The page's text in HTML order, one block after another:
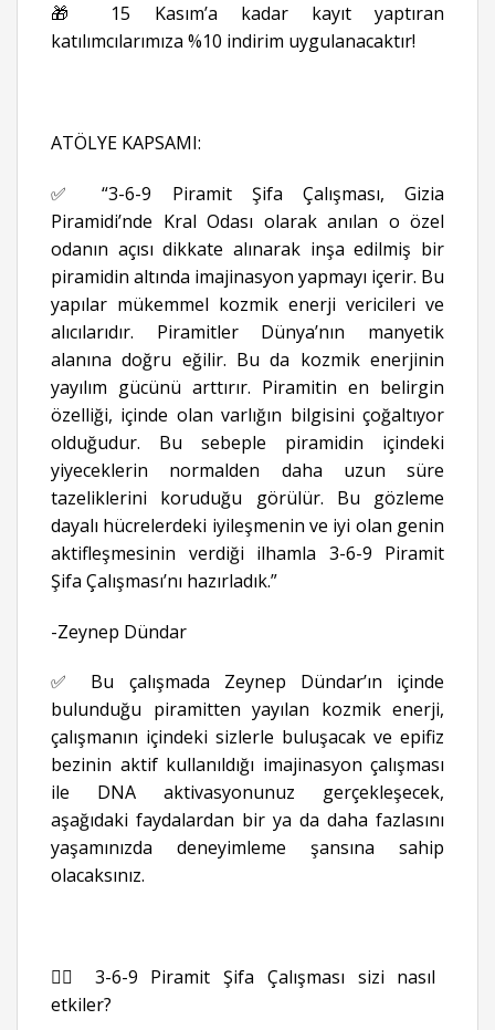
🎁 15 Kasım’a kadar kayıt yaptıran
katılımcılarımıza %10 indirim uygulanacaktır!
ATÖLYE KAPSAMI:
✅ “3-6-9 Piramit Şifa Çalışması, Gizia
Piramidi’nde Kral Odası olarak anılan o özel
odanın açısı dikkate alınarak inşa edilmiş bir
piramidin altında imajinasyon yapmayı içerir. Bu
yapılar mükemmel kozmik enerji vericileri ve
alıcılarıdır. Piramitler Dünya’nın manyetik
alanına doğru eğilir. Bu da kozmik enerjinin
yayılım gücünü arttırır. Piramitin en belirgin
özelliği, içinde olan varlığın bilgisini çoğaltıyor
olduğudur. Bu sebeple piramidin içindeki
yiyeceklerin normalden daha uzun süre
tazeliklerini koruduğu görülür. Bu gözleme
dayalı hücrelerdeki iyileşmenin ve iyi olan genin
aktifleşmesinin verdiği ilhamla 3-6-9 Piramit
Şifa Çalışması’nı hazırladık.”
-Zeynep Dündar
✅ Bu çalışmada Zeynep Dündar’ın içinde
bulunduğu piramitten yayılan kozmik enerji,
çalışmanın içindeki sizlerle buluşacak ve epifiz
bezinin aktif kullanıldığı imajinasyon çalışması
ile DNA aktivasyonunuz gerçekleşecek,
aşağıdaki faydalardan bir ya da daha fazlasını
yaşamınızda deneyimleme şansına sahip
olacaksınız.
👉🏻 3-6-9 Piramit Şifa Çalışması sizi nasıl
etkiler?